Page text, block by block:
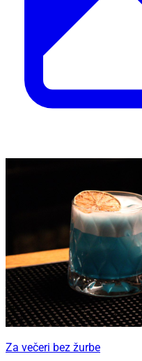
Za večeri bez žurbe